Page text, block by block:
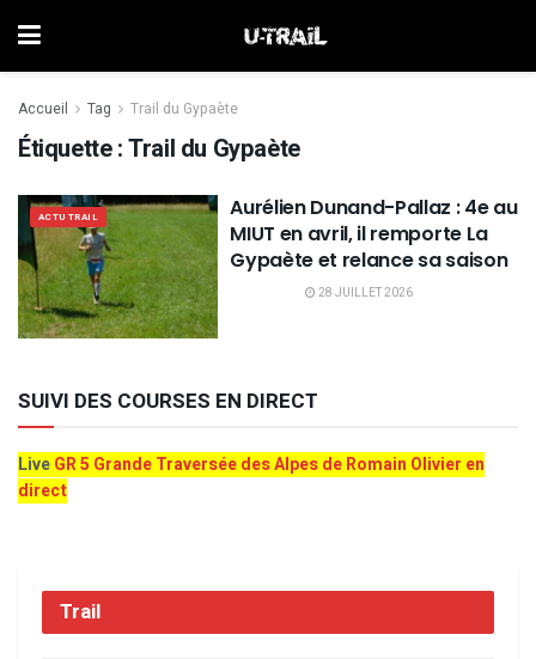
Accueil Tag Trail du Gypaète
Étiquette :Trail du Gypaète
ACTU TRAIL
Aurélien Dunand-Pallaz : 4e au
MIUT en avril, il remporte La
Gypaète et relance sa saison
28 JUILLET 2026
SUIVI DES COURSES EN DIRECT
LiveGR 5 Grande Traversée des Alpes de Romain Olivier en
direct
Trail